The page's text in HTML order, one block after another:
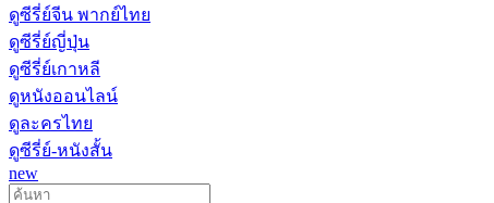
ดูซีรี่ย์จีน พากย์ไทย
ดูซีรี่ย์ญี่ปุ่น
ดูซีรี่ย์เกาหลี
ดูหนังออนไลน์
ดูละครไทย
ดูซีรี่ย์-หนังสั้น
new